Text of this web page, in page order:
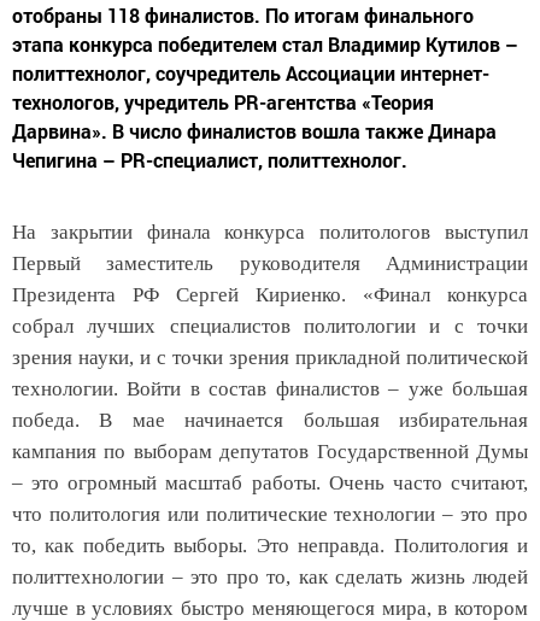
отобраны 118 финалистов. По итогам финального
этапа конкурса победителем стал Владимир Кутилов –
политтехнолог, соучредитель Ассоциации интернет-
технологов, учредитель PR-агентства «Теория
Дарвина». В число финалистов вошла также Динара
Чепигина – PR-специалист, политтехнолог.
На закрытии финала конкурса политологов выступил
Первый заместитель руководителя Администрации
Президента РФ Сергей Кириенко. «Финал конкурса
собрал лучших специалистов политологии и с точки
зрения науки, и с точки зрения прикладной политической
технологии. Войти в состав финалистов – уже большая
победа. В мае начинается большая избирательная
кампания по выборам депутатов Государственной Думы
– это огромный масштаб работы. Очень часто считают,
что политология или политические технологии – это про
то, как победить выборы. Это неправда. Политология и
политтехнологии – это про то, как сделать жизнь людей
лучше в условиях быстро меняющегося мира, в котором